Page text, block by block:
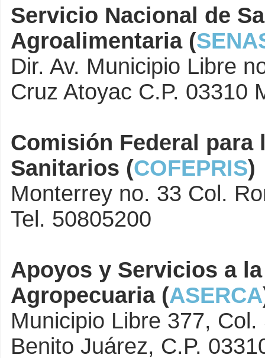
Servicio Nacional de
Agroalimentaria (
Dir. Av. Municipio Libre
Cruz Atoyac C.P. 03310
Comisión Federal para
Sanitarios (COFEPRIS)
Monterrey no. 33 Col.
Tel. 50805200
Apoyos y Servicios a
Agropecuaria (ASERCA
Municipio Libre 377,
Benito Juárez, C.P.